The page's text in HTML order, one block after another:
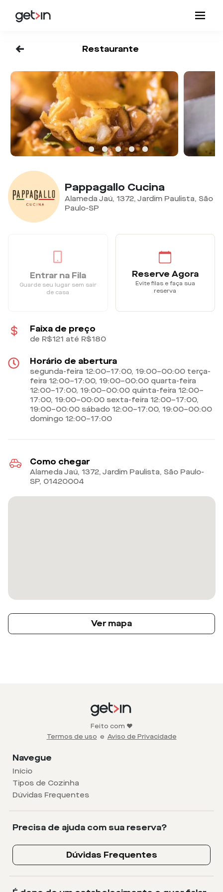
<- Restaurante
Pappagallo Cucina
Alameda Jaú, 1372, Jardim Paulista, São
Paulo-SP
Entrar na Fila
Guarde seu lugar sem sair
de casa
Reserve Agora
Evite filas e faça sua
reserva
Faixa de preço
de R$121 até R$180
Horário de abertura
segunda-feira 12:00–17:00, 19:00–00:00 terça-
feira 12:00–17:00, 19:00–00:00 quarta-feira
12:00–17:00, 19:00–00:00 quinta-feira 12:00–
17:00, 19:00–00:00 sexta-feira 12:00–17:00,
19:00–00:00 sábado 12:00–17:00, 19:00–00:00
domingo 12:00–17:00
Como chegar
Alameda Jaú, 1372, Jardim Paulista, São Paulo-
SP, 01420004
Ver mapa
Feito com ❤️
Termos de uso e Aviso de Privacidade
Navegue
Início
Tipos de Cozinha
Dúvidas Frequentes
Precisa de ajuda com sua reserva?
Dúvidas Frequentes